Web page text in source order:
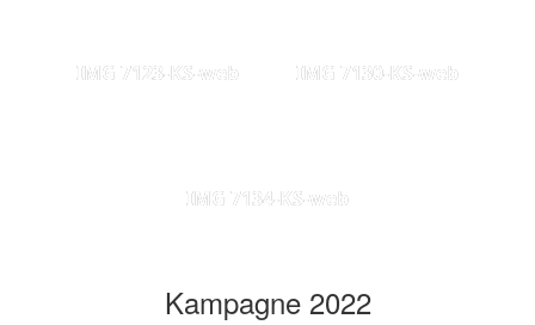
IMG 7123-KS-web IMG 7130-KS-web
IMG 7134-KS-web
Kampagne 2022